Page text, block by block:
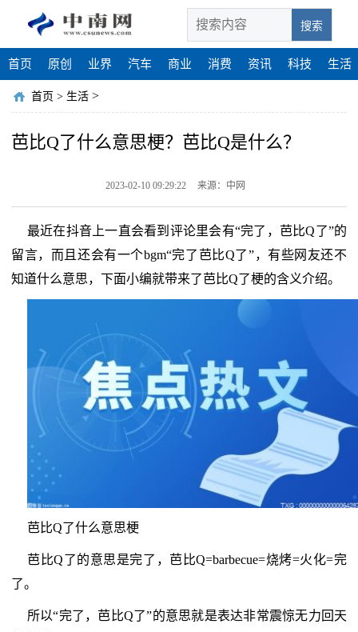
搜索
首页 原创 业界 汽车 商业 消费 资讯 科技 生活
首页 > 生活 >
芭比Q了什么意思梗？芭比Q是什么？
2023-02-10 09:29:22 来源：中网
最近在抖音上一直会看到评论里会有“完了，芭比Q了”的
留言，而且还会有一个bgm“完了芭比Q了”，有些网友还不
知道什么意思，下面小编就带来了芭比Q了梗的含义介绍。
芭比Q了什么意思梗
芭比Q了的意思是完了，芭比Q=barbecue=烧烤=火化=完
了。
所以“完了，芭比Q了”的意思就是表达非常震惊无力回天